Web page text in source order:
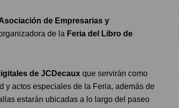
de Empresarias y
de la Feria del Libro de
de JCDecaux que servirán como
y actos especiales de la Feria, además de
estarán ubicadas a lo largo del paseo